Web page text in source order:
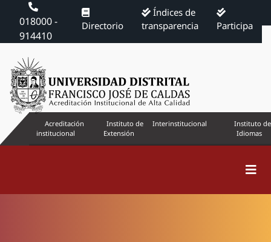
018000 -
914410
Directorio
Índices de
transparencia
Participa
Acreditación
institucional
Instituto de
Extensión
Interinstitucional
Instituto de
Idiomas